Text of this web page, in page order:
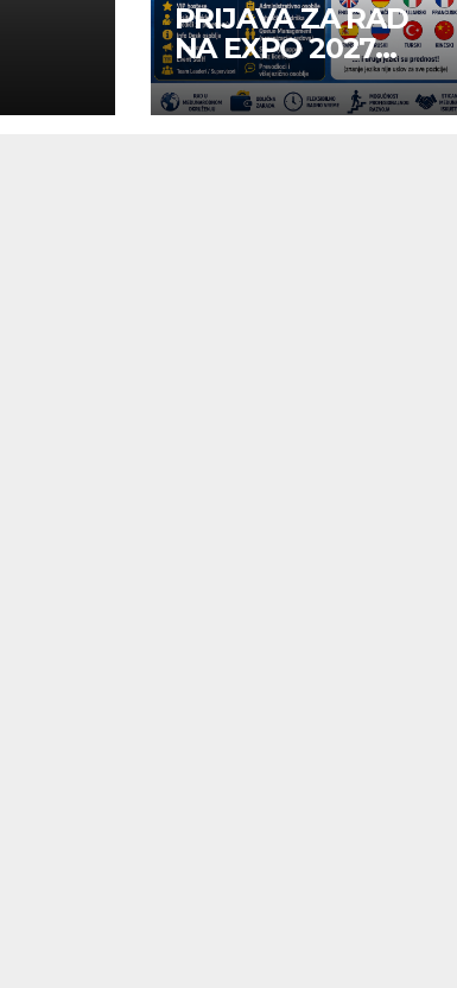
PRIJAVA ZA RAD
NA EXPO 2027
BELGRADE